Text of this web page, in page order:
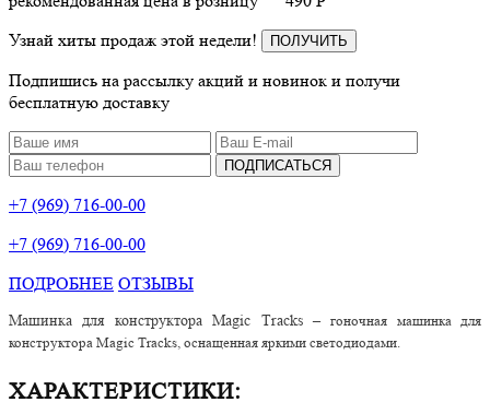
Узнай хиты продаж этой недели!
ПОЛУЧИТЬ
Подпишись на рассылку акций и новинок и получи
бесплатную доставку
ПОДПИСАТЬСЯ
+7 (969) 716-00-00
+7 (969) 716-00-00
ПОДРОБНЕЕ ОТЗЫВЫ
Машинка для конструктора Magic Tracks –гоночная машинка для
конструктора Magic Tracks, оснащенная яркими светодиодами.
ХАРАКТЕРИСТИКИ: